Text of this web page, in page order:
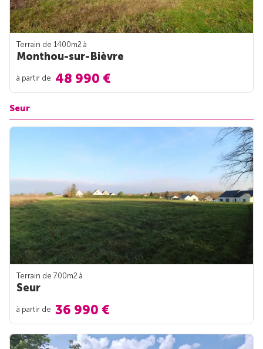
Terrain de 1400m2 à
Monthou-sur-Bièvre
à partir de 48 990 €
Seur
Terrain de 700m2 à
Seur
à partir de 36 990 €